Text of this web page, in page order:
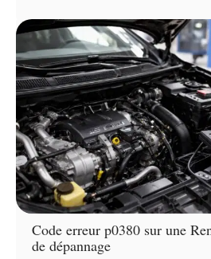
Code erreur p0380 sur une
de dépannage